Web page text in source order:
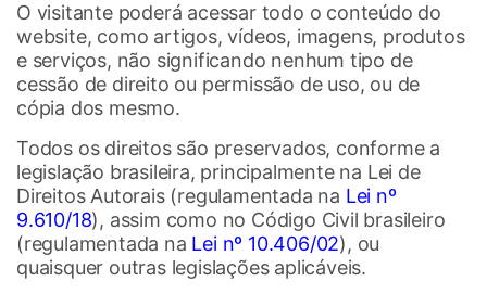
O visitante poderá acessar todo o conteúdo do
website, como artigos, vídeos, imagens, produtos
e serviços, não significando nenhum tipo de
cessão de direito ou permissão de uso, ou de
cópia dos mesmo.
Todos os direitos são preservados, conforme a
legislação brasileira, principalmente na Lei de
Direitos Autorais (regulamentada na Lei nº
9.610/18), assim como no Código Civil brasileiro
(regulamentada na Lei nº 10.406/02), ou
quaisquer outras legislações aplicáveis.